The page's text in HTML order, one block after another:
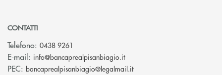
CONTATTI
Telefono: 0438 9261
E-mail: info@bancaprealpisanbiagio.it(si apre l’app di posta
PEC: bancaprealpisanbiagio@legalmail.it(si apre l’app di posta